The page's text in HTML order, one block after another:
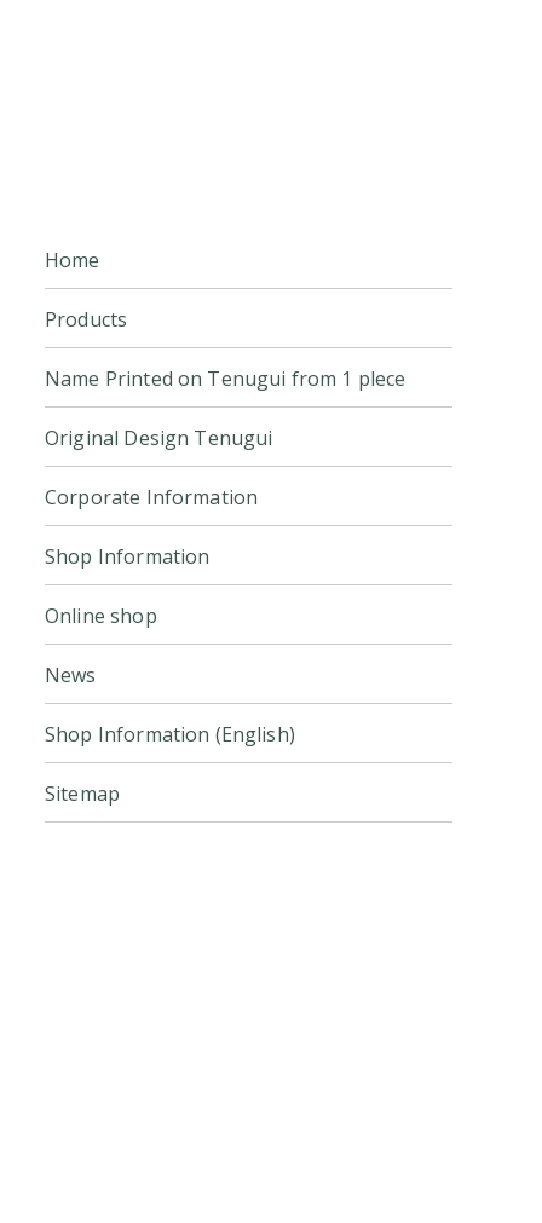
Home
Products
Name Printed on Tenugui from 1 plece
Original Design Tenugui
Corporate Information
Shop Information
Online shop
News
Shop Information (English)
Sitemap